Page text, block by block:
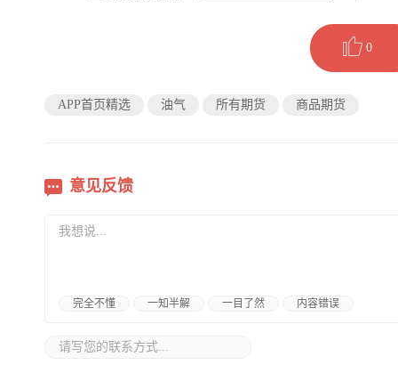
0
APP首页精选 油气 所有期货 商品期货
意见反馈
完全不懂 一知半解 一目了然 内容错误